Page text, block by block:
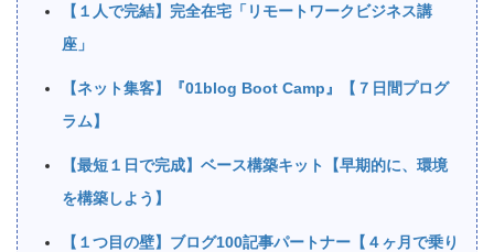
【１人で完結】完全在宅「リモートワークビジネス講
座」
【ネット集客】『01blog Boot Camp』【７日間プログ
ラム】
【最短１日で完成】ベース構築キット【早期的に、環境
を構築しよう】
【１つ目の壁】ブログ100記事パートナー【４ヶ月で乗り